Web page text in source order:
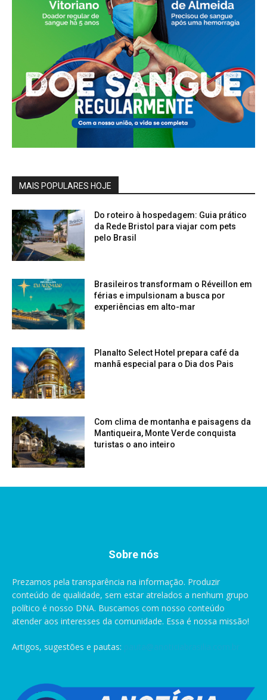
MAIS POPULARES HOJE
Do roteiro à hospedagem: Guia prático
da Rede Bristol para viajar com pets
pelo Brasil
Brasileiros transformam o Réveillon em
férias e impulsionam a busca por
experiências em alto-mar
Planalto Select Hotel prepara café da
manhã especial para o Dia dos Pais
Com clima de montanha e paisagens da
Mantiqueira, Monte Verde conquista
turistas o ano inteiro
Sobre nós
Prezamos pela transparência na informação. Produzir
conteúdo de qualidade, sem estar atrelados a nenhum grupo
político é nosso DNA. Buscamos com nosso conteúdo
atender aos interesses da comunidade. Essa é nossa missão!
Artigos, sugestões e pautas: pauta@anoticiabrasilia.com.br